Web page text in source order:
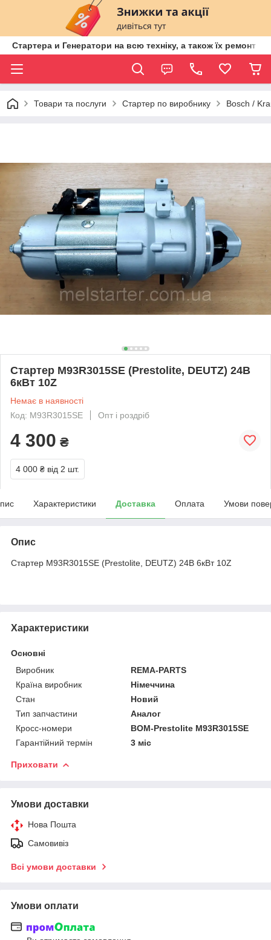
Стартера и Генератори на всю техніку, а також їх ремонт
Товари та послуги Стартер по виробнику Bosch /
Стартер M93R3015SE (Prestolite, DEUTZ) 24В
6кВт 10Z
Немає в наявності
Код: M93R3015SE
Опт і роздріб
4 300 ₴
4 000 ₴ від 2 шт.
Характеристики Доставка Оплата Умови
Опис
Стартер M93R3015SE (Prestolite, DEUTZ) 24В 6кВт 10Z
Характеристики
Основні
Виробник
REMA-PARTS
Країна виробник
Німеччина
Стан
Новий
Тип запчастини
Аналог
Кросс-номери
BOM-Prestolite M93R3015SE
Гарантійний термін
3 міс
Приховати
Умови доставки
Нова Пошта
Самовивіз
Всі умови доставки
Умови оплати